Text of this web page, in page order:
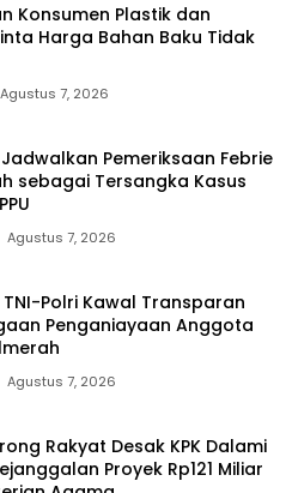
Konsumen Plastik dan
Harga Bahan Baku Tidak
Agustus 7, 2026
Pemeriksaan Febrie
sebagai Tersangka Kasus
Agustus 7, 2026
TNI-Polri Kawal Transparan
Penganiayaan Anggota
Agustus 7, 2026
Rakyat Desak KPK Dalami
Proyek Rp121 Miliar